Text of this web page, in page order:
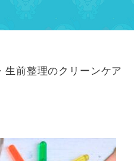
生前整理のクリーンケア